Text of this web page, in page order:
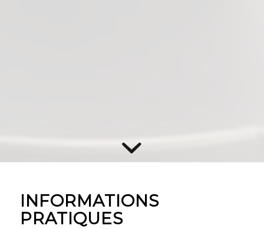
INFORMATIONS
PRATIQUES